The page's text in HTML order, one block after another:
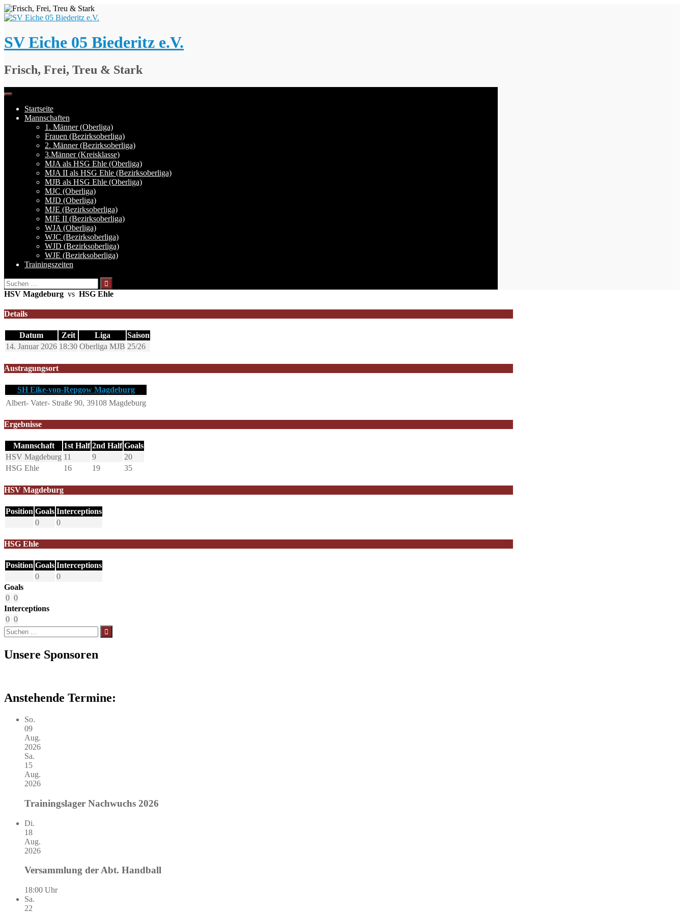
Springe
zum
SV Eiche 05 Biederitz e.V.
Frisch, Frei, Treu & Stark
Startseite
Mannschaften
1. Männer (Oberliga)
Frauen (Bezirksoberliga)
2. Männer (Bezirksoberliga)
3.Männer (Kreisklasse)
MJA als HSG Ehle (Oberliga)
MJA II als HSG Ehle (Bezirksoberliga)
MJB als HSG Ehle (Oberliga)
MJC (Oberliga)
MJD (Oberliga)
MJE (Bezirksoberliga)
MJE II (Bezirksoberliga)
WJA (Oberliga)
WJC (Bezirksoberliga)
WJD (Bezirksoberliga)
WJE (Bezirksoberliga)
Trainingszeiten
Suchen
nach:
HSV Magdeburg vs HSG Ehle
Details
Datum Zeit Liga
Saison
14. Januar 2026 18:30 Oberliga MJB 25/26
Austragungsort
SH Eike-von-Repgow Magdeburg
Albert- Vater- Straße 90, 39108 Magdeburg
Ergebnisse
Mannschaft 1st Half 2nd Half Goals
HSV Magdeburg 11 9
20
HSG Ehle
16 19 35
HSV Magdeburg
Position Goals Interceptions
0
0
HSG Ehle
Position Goals Interceptions
0
0
Goals
0 0
Interceptions
0 0
Suchen
nach:
Unsere Sponsoren
Anstehende Termine:
So.
09
Aug.
2026
Sa.
15
Aug.
2026
Trainingslager Nachwuchs 2026
Di.
18
Aug.
2026
Versammlung der Abt. Handball
18:00 Uhr
Sa.
22